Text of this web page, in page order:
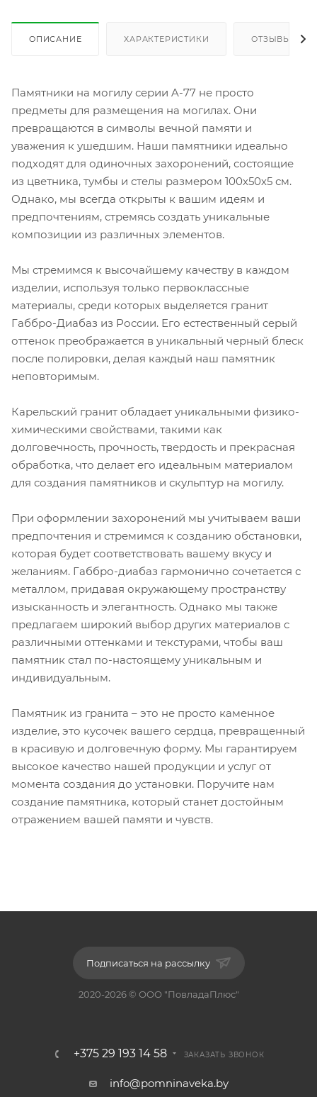
ОПИСАНИЕ ХАРАКТЕРИСТИКИ ОТЗЫВЫ
Памятники на могилу серии A-77 не просто
предметы для размещения на могилах. Они
превращаются в символы вечной памяти и
уважения к ушедшим. Наши памятники идеально
подходят для одиночных захоронений, состоящие
из цветника, тумбы и стелы размером 100х50х5 см.
Однако, мы всегда открыты к вашим идеям и
предпочтениям, стремясь создать уникальные
композиции из различных элементов.
Мы стремимся к высочайшему качеству в каждом
изделии, используя только первоклассные
материалы, среди которых выделяется гранит
Габбро-Диабаз из России. Его естественный серый
оттенок преображается в уникальный черный блеск
после полировки, делая каждый наш памятник
неповторимым.
Карельский гранит обладает уникальными физико-
химическими свойствами, такими как
долговечность, прочность, твердость и прекрасная
обработка, что делает его идеальным материалом
для создания памятников и скульптур на могилу.
При оформлении захоронений мы учитываем ваши
предпочтения и стремимся к созданию обстановки,
которая будет соответствовать вашему вкусу и
желаниям. Габбро-диабаз гармонично сочетается с
металлом, придавая окружающему пространству
изысканность и элегантность. Однако мы также
предлагаем широкий выбор других материалов с
различными оттенками и текстурами, чтобы ваш
памятник стал по-настоящему уникальным и
индивидуальным.
Памятник из гранита – это не просто каменное
изделие, это кусочек вашего сердца, превращенный
в красивую и долговечную форму. Мы гарантируем
высокое качество нашей продукции и услуг от
момента создания до установки. Поручите нам
создание памятника, который станет достойным
отражением вашей памяти и чувств.
Подписаться на рассылку
2020-2026 © ООО "ПовладаПлюс"
+375 29 193 14 58 ЗАКАЗАТЬ ЗВОНОК
info@pomninaveka.by